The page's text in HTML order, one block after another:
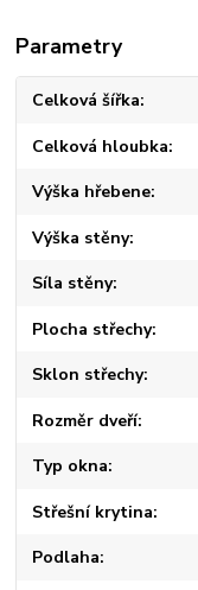
Parametry
Celková šířka
Celková hloubka
Výška hřebene
Výška stěny
Síla stěny
Plocha střechy
Sklon střechy
Rozměr dveří
Typ okna
Střešní krytina
Podlaha